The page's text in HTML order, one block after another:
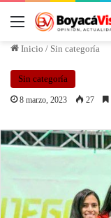
Inicio / Sin categoría
Sin categoría
8 marzo, 2023 27